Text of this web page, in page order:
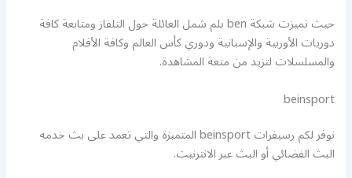
حيث تميزت شبكة ben بلم شمل العائلة حول التلفاز ومتابعة كافة
دوريات الأوربية والإسبانية ودوري كأس العالم وكافة الأفلام
والمسلسلات لتزيد من متعة المشاهدة.
beinsport
نوفر لكم رسيفرات beinsport المتميزة والتي تعمد على بث خدمه
البث الفضائي أو البث عبر الانترنيت.